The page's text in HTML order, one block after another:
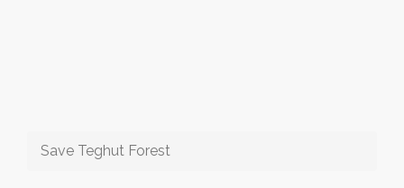
Save Teghut Forest